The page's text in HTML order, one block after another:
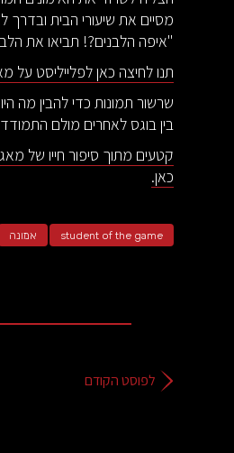
מסיים את שיעורי הבית ובדרך
"איפה הלבנים?! תביאו את
תנו לחיצה כאן לפלייליסט על
שרשור תמונות כדי להבין מה
בין בוגס לאחרים מולם
קטעים מתוך סיפור חייו של
כאן.
student of the game אמונה
לפוסט הקודם